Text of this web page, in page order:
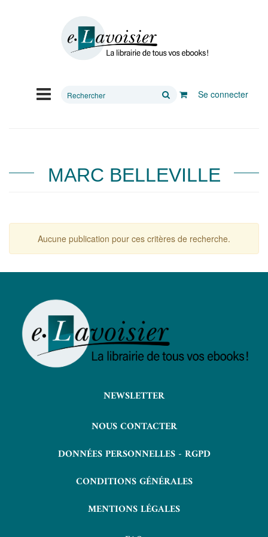
Rechercher
Se connecter
MARC BELLEVILLE
Aucune publication pour ces critères de recherche.
NEWSLETTER
NOUS CONTACTER
DONNÉES PERSONNELLES - RGPD
CONDITIONS GÉNÉRALES
MENTIONS LÉGALES